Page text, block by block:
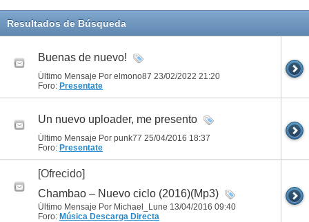
Resultados de Búsqueda
Buenas de nuevo!
Último Mensaje Por elmono87 23/02/2022 21:20
Foro: Presentate
Un nuevo uploader, me presento
Último Mensaje Por punk77 25/04/2016 18:37
Foro: Presentate
[Ofrecido]
Chambao – Nuevo ciclo (2016)(Mp3)
Último Mensaje Por Michael_Lune 13/04/2016 09:40
Foro: Música Descarga Directa